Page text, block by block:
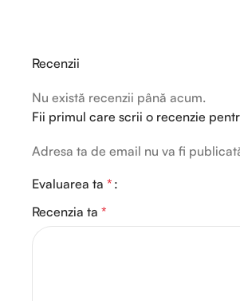
Recenzii
Nu există recenzii până acum.
Fii primul care scrii o recenzie
Adresa ta de email nu va fi
Evaluarea ta *
Recenzia ta *